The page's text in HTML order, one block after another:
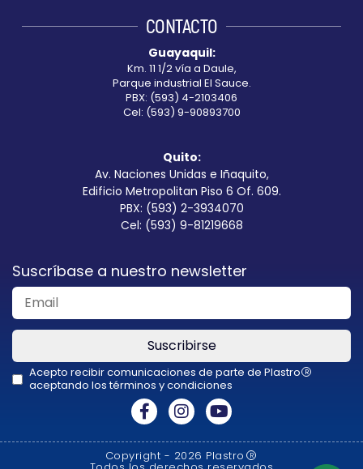
blank
CONTACTO
Guayaquil:
Km. 11 1/2 vía a Daule,
Parque industrial El Sauce.
PBX: (593) 4-2103406
Cel: (593) 9-90893700
Quito:
Av. Naciones Unidas e Iñaquito,
Edificio Metropolitan Piso 6 Of. 609.
PBX: (593) 2-3934070
Cel: (593) 9-81219668
Suscríbase a nuestro newsletter
Suscribirse
Acepto recibir comunicaciones de parte de Plastro R
aceptando los términos y condiciones
should
Copyright - 2026 Plastro R